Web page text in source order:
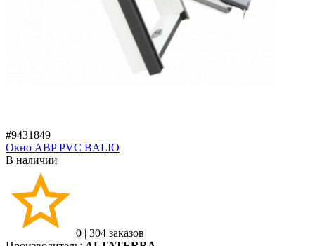
#9431849
Окно ABP PVC BALIO
В наличии
0 | 304 заказов